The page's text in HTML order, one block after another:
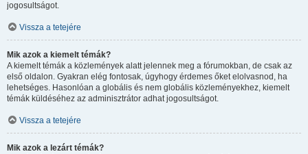
jogosultságot.
Vissza a tetejére
Mik azok a kiemelt témák?
A kiemelt témák a közlemények alatt jelennek meg a fórumokban, de csak az
első oldalon. Gyakran elég fontosak, úgyhogy érdemes őket elolvasnod, ha
lehetséges. Hasonlóan a globális és nem globális közleményekhez, kiemelt
témák küldéséhez az adminisztrátor adhat jogosultságot.
Vissza a tetejére
Mik azok a lezárt témák?